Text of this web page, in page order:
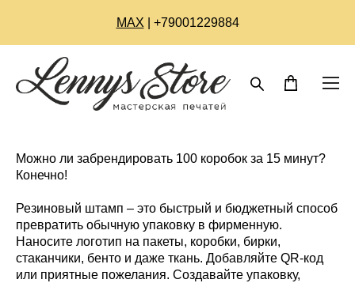
МАХ | +79001229884
Можно ли забрендировать 100 коробок за 15 минут?
Конечно!
Резиновый штамп – это быстрый и бюджетный способ
превратить обычную упаковку в фирменную.
Наносите логотип на пакеты, коробки, бирки,
стаканчики, бенто и даже ткань. Добавляйте QR-код
или приятные пожелания. Создавайте упаковку,